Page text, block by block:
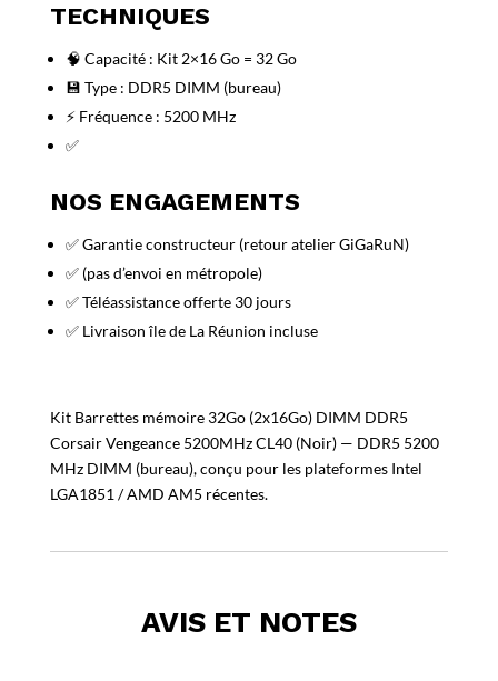
TECHNIQUES
🧠 Capacité : Kit 2×16 Go = 32 Go
💾 Type : DDR5 DIMM (bureau)
⚡ Fréquence : 5200 MHz
✅
NOS ENGAGEMENTS
✅ Garantie constructeur (retour atelier GiGaRuN)
✅ (pas d’envoi en métropole)
✅ Téléassistance offerte 30 jours
✅ Livraison île de La Réunion incluse
Kit Barrettes mémoire 32Go (2x16Go) DIMM DDR5
Corsair Vengeance 5200MHz CL40 (Noir) — DDR5 5200
MHz DIMM (bureau), conçu pour les plateformes Intel
LGA1851 / AMD AM5 récentes.
AVIS ET NOTES